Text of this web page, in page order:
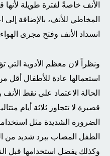
الأنف خاصةً لفترة طويلة لأنها
المخاطي للأنف، بالإضافة
انسداد الأنف وفتح مجرى الهواء
ونظراً لان معظم الأدوية التي
استعمالها عادة للأطفال
الحالة الاعتماد على نقط
قصيرة لا تتجاوز ثلاثة أيام
الضرورة الشديدة مثل
الطفل المصاب ببرد شديد من
وكذلك يفضل استخدامها قبل